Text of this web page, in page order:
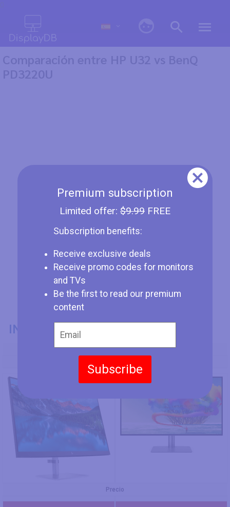
Premium subscription
Limited offer: $9.99FREE
Subscription benefits:
Receive exclusive deals
Receive promo codes for monitors
and TVs
Be the first to read our premium
content
Subscribe
Comparación entre HP U32 vs BenQ
PD3220U
INFORMACIÓN GENERAL
Modelo
Precio